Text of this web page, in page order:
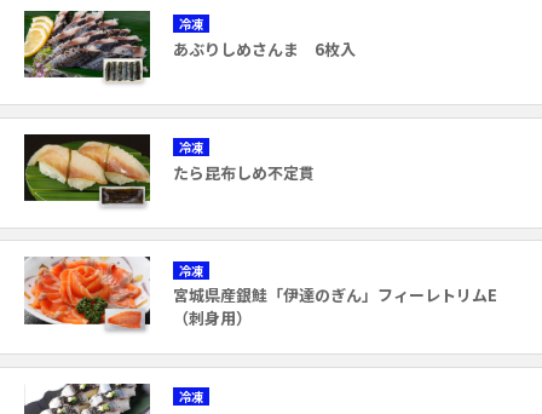
冷凍
あぶりしめさんま 6枚入
冷凍
たら昆布しめ不定貫
冷凍
宮城県産銀鮭「伊達のぎん」フィーレトリムE
（刺身用）
冷凍